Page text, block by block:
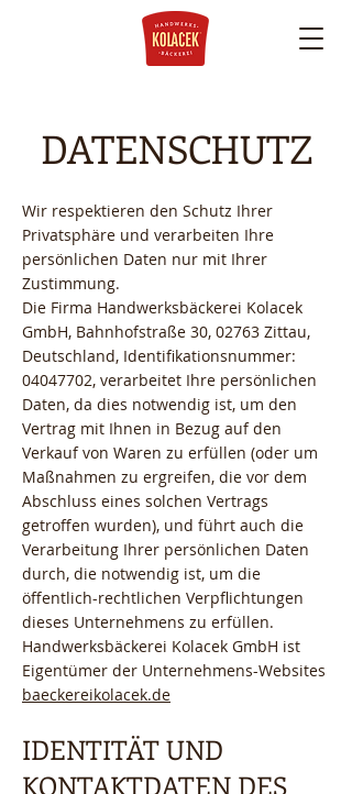
DATENSCHUTZ
Wir respektieren den Schutz Ihrer
Privatsphäre und verarbeiten Ihre
persönlichen Daten nur mit Ihrer
Zustimmung.
Die Firma Handwerksbäckerei Kolacek
GmbH, Bahnhofstraße 30, 02763 Zittau,
Deutschland, Identifikationsnummer:
04047702, verarbeitet Ihre persönlichen
Daten, da dies notwendig ist, um den
Vertrag mit Ihnen in Bezug auf den
Verkauf von Waren zu erfüllen (oder um
Maßnahmen zu ergreifen, die vor dem
Abschluss eines solchen Vertrags
getroffen wurden), und führt auch die
Verarbeitung Ihrer persönlichen Daten
durch, die notwendig ist, um die
öffentlich-rechtlichen Verpflichtungen
dieses Unternehmens zu erfüllen.
Handwerksbäckerei Kolacek GmbH ist
Eigentümer der Unternehmens-Websites
baeckereikolacek.de
IDENTITÄT UND
KONTAKTDATEN DES